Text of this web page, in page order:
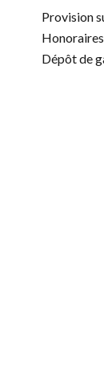
Provision
Dépôt de